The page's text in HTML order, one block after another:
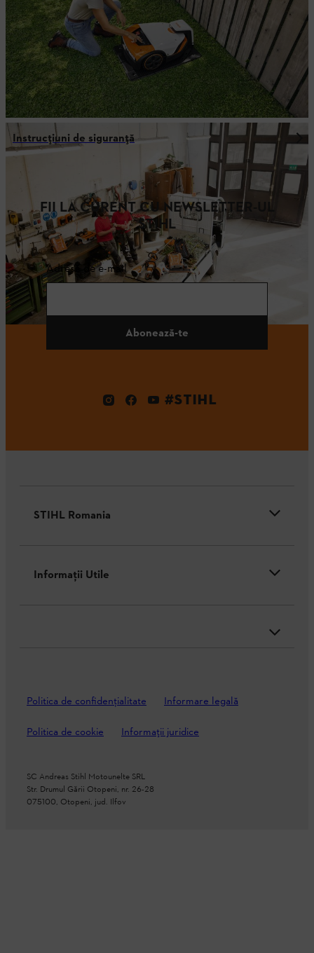
Instrucțiuni de siguranță
FII LA CURENT CU NEWSLETTER-UL
STIHL
Adresă de e-mail
Abonează-te
#STIHL
STIHL Romania
Informaţii Utile
Politica de confidenţialitate Informare legală
Politica de cookie Informații juridice
SC Andreas Stihl Motounelte SRL
Str. Drumul Gării Otopeni, nr. 26-28
075100, Otopeni, jud. Ilfov